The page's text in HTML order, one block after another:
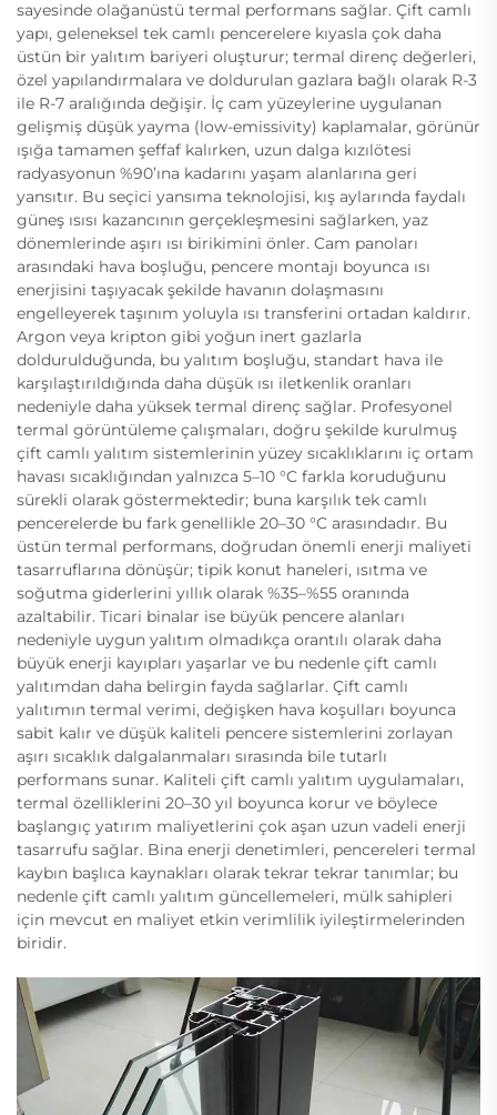
sayesinde olağanüstü termal performans sağlar. Çift camlı
yapı, geleneksel tek camlı pencerelere kıyasla çok daha
üstün bir yalıtım bariyeri oluşturur; termal direnç değerleri,
özel yapılandırmalara ve doldurulan gazlara bağlı olarak R-3
ile R-7 aralığında değişir. İç cam yüzeylerine uygulanan
gelişmiş düşük yayma (low-emissivity) kaplamalar, görünür
ışığa tamamen şeffaf kalırken, uzun dalga kızılötesi
radyasyonun %90’ına kadarını yaşam alanlarına geri
yansıtır. Bu seçici yansıma teknolojisi, kış aylarında faydalı
güneş ısısı kazancının gerçekleşmesini sağlarken, yaz
dönemlerinde aşırı ısı birikimini önler. Cam panoları
arasındaki hava boşluğu, pencere montajı boyunca ısı
enerjisini taşıyacak şekilde havanın dolaşmasını
engelleyerek taşınım yoluyla ısı transferini ortadan kaldırır.
Argon veya kripton gibi yoğun inert gazlarla
doldurulduğunda, bu yalıtım boşluğu, standart hava ile
karşılaştırıldığında daha düşük ısı iletkenlik oranları
nedeniyle daha yüksek termal direnç sağlar. Profesyonel
termal görüntüleme çalışmaları, doğru şekilde kurulmuş
çift camlı yalıtım sistemlerinin yüzey sıcaklıklarını iç ortam
havası sıcaklığından yalnızca 5–10 °C farkla koruduğunu
sürekli olarak göstermektedir; buna karşılık tek camlı
pencerelerde bu fark genellikle 20–30 °C arasındadır. Bu
üstün termal performans, doğrudan önemli enerji maliyeti
tasarruflarına dönüşür; tipik konut haneleri, ısıtma ve
soğutma giderlerini yıllık olarak %35–%55 oranında
azaltabilir. Ticari binalar ise büyük pencere alanları
nedeniyle uygun yalıtım olmadıkça orantılı olarak daha
büyük enerji kayıpları yaşarlar ve bu nedenle çift camlı
yalıtımdan daha belirgin fayda sağlarlar. Çift camlı
yalıtımın termal verimi, değişken hava koşulları boyunca
sabit kalır ve düşük kaliteli pencere sistemlerini zorlayan
aşırı sıcaklık dalgalanmaları sırasında bile tutarlı
performans sunar. Kaliteli çift camlı yalıtım uygulamaları,
termal özelliklerini 20–30 yıl boyunca korur ve böylece
başlangıç yatırım maliyetlerini çok aşan uzun vadeli enerji
tasarrufu sağlar. Bina enerji denetimleri, pencereleri termal
kaybın başlıca kaynakları olarak tekrar tekrar tanımlar; bu
nedenle çift camlı yalıtım güncellemeleri, mülk sahipleri
için mevcut en maliyet etkin verimlilik iyileştirmelerinden
biridir.